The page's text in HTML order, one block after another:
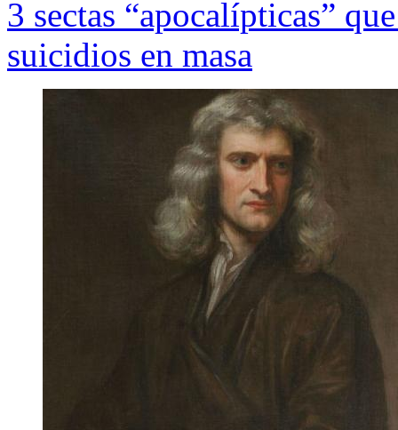
3 sectas “apocalípticas”
suicidios en masa